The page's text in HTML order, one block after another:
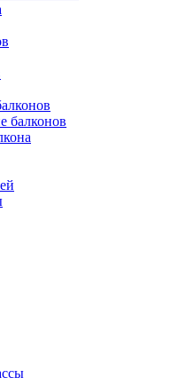
балконов